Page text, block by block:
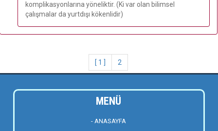
komplikasyonlarına yöneliktir. (Ki var olan bilimsel
çalışmalar da yurtdışı kökenlidir)
[ 1 ] 2
MENÜ
- ANASAYFA